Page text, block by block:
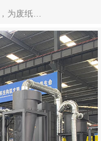
为废纸…